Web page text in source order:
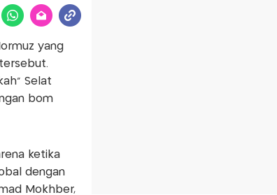
yang
Selat
bom
ketika
dengan
Mokhber,